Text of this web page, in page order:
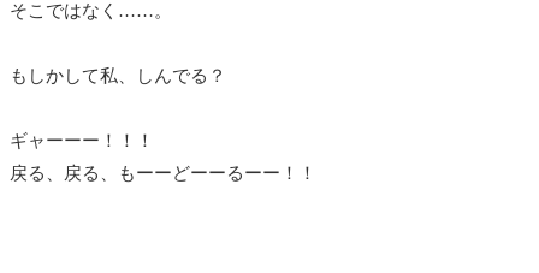
そこではなく……。
もしかして私、しんでる？
ギャーーー！！！
戻る、戻る、もーーどーーるーー！！